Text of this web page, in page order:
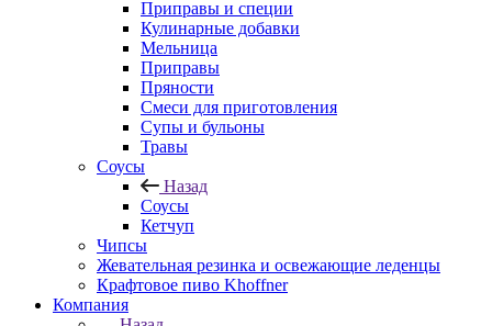
Приправы и специи
Кулинарные добавки
Мельница
Приправы
Пряности
Смеси для приготовления
Супы и бульоны
Травы
Соусы
Назад
Соусы
Кетчуп
Чипсы
Жевательная резинка и освежающие леденцы
Крафтовое пиво Khoffner
Компания